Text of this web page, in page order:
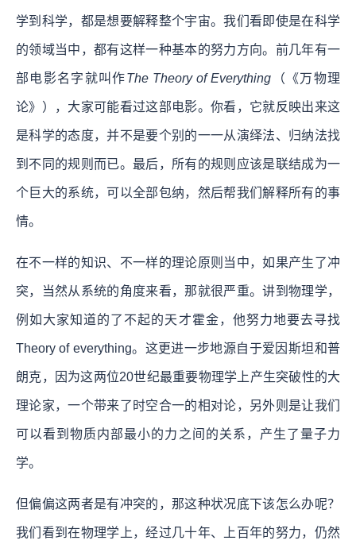
学到科学，都是想要解释整个宇宙。我们看即使是在科学
的领域当中，都有这样一种基本的努力方向。前几年有一
部电影名字就叫作The Theory of Everything （《万物理
论》），大家可能看过这部电影。你看，它就反映出来这
是科学的态度，并不是要个别的一一从演绎法、归纳法找
到不同的规则而已。最后，所有的规则应该是联结成为一
个巨大的系统，可以全部包纳，然后帮我们解释所有的事
情。
在不一样的知识、不一样的理论原则当中，如果产生了冲
突，当然从系统的角度来看，那就很严重。讲到物理学，
例如大家知道的了不起的天才霍金，他努力地要去寻找
Theory of everything。这更进一步地源自于爱因斯坦和普
朗克，因为这两位20世纪最重要物理学上产生突破性的大
理论家，一个带来了时空合一的相对论，另外则是让我们
可以看到物质内部最小的力之间的关系，产生了量子力
学。
但偏偏这两者是有冲突的，那这种状况底下该怎么办呢？
我们看到在物理学上，经过几十年、上百年的努力，仍然